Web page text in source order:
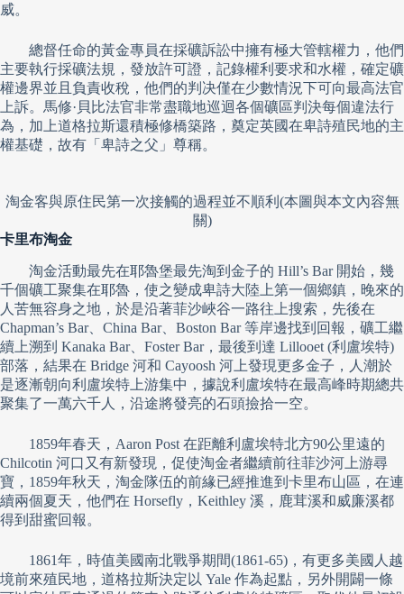
威。
總督任命的黃金專員在採礦訴訟中擁有極大管轄權力，他們
主要執行採礦法規，發放許可證，記錄權利要求和水權，確定礦
權邊界並且負責收稅，他們的判决僅在少數情況下可向最高法官
上訴。馬修·貝比法官非常盡職地巡迴各個礦區判決每個違法行
為，加上道格拉斯還積極修橋築路，奠定英國在卑詩殖民地的主
權基礎，故有「卑詩之父」尊稱。
淘金客與原住民第一次接觸的過程並不順利(本圖與本文內容無
關)
卡里布淘金
淘金活動最先在耶魯堡最先淘到金子的 Hill’s Bar 開始，幾
千個礦工聚集在耶魯，使之變成卑詩大陸上第一個鄉鎮，晚來的
人苦無容身之地，於是沿著菲沙峽谷一路往上搜索，先後在
Chapman’s Bar、China Bar、Boston Bar 等岸邊找到回報，礦工繼
續上溯到 Kanaka Bar、Foster Bar，最後到達 Lillooet (利盧埃特)
部落，結果在 Bridge 河和 Cayoosh 河上發現更多金子，人潮於
是逐漸朝向利盧埃特上游集中，據說利盧埃特在最高峰時期總共
聚集了一萬六千人，沿途將發亮的石頭撿拾一空。
1859年春天，Aaron Post 在距離利盧埃特北方90公里遠的
Chilcotin 河口又有新發現，促使淘金者繼續前往菲沙河上游尋
寶，1859年秋天，淘金隊伍的前緣已經推進到卡里布山區，在連
續兩個夏天，他們在 Horsefly，Keithley 溪，鹿茸溪和威廉溪都
得到甜蜜回報。
1861年，時值美國南北戰爭期間(1861-65)，有更多美國人越
境前來殖民地，道格拉斯決定以 Yale 作為起點，另外開闢一條